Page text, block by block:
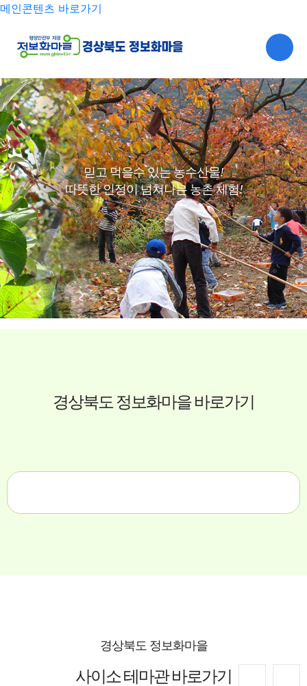
메인콘텐츠 바로가기
믿고 먹을수 있는 농수산물!
따뜻한 인정이 넘쳐나는 농촌 체험!
경상북도 정보화마을 바로가기
경상북도 정보화마을
사이소 테마관 바로가기